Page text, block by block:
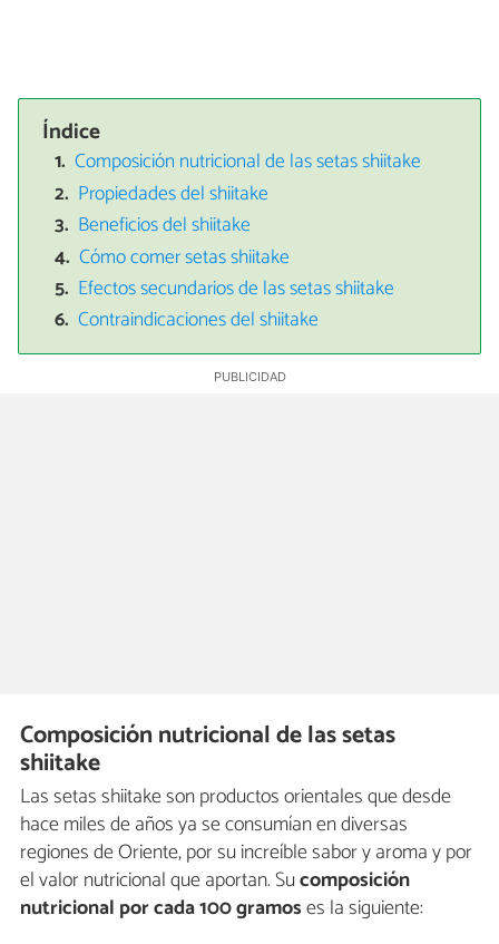
Índice
Composición nutricional de las setas shiitake
Propiedades del shiitake
Beneficios del shiitake
Cómo comer setas shiitake
Efectos secundarios de las setas shiitake
Contraindicaciones del shiitake
Composición nutricional de las setas
shiitake
Las setas shiitake son productos orientales que desde
hace miles de años ya se consumían en diversas
regiones de Oriente, por su increíble sabor y aroma y por
el valor nutricional que aportan. Sucomposición
nutricional por cada 100 gramoses la siguiente: